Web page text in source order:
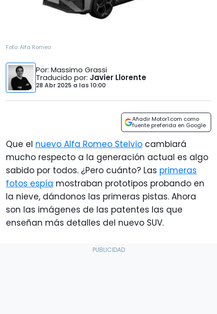
Foto:Alfa Romeo
Por: Massimo Grassi
Traducido por: Javier Llorente
28 Abr 2025 a las10:00
Añadir Motor1.com como
fuente preferida en Google
Que el nuevo Alfa Romeo Stelvio cambiará
mucho respecto a la generación actual es algo
sabido por todos. ¿Pero cuánto? Las primeras
fotos espía mostraban prototipos probando en
la nieve, dándonos las primeras pistas. Ahora
son las imágenes de las patentes las que
enseñan más detalles del nuevo SUV.